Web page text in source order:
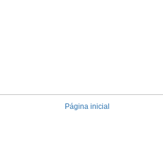
Página inicial